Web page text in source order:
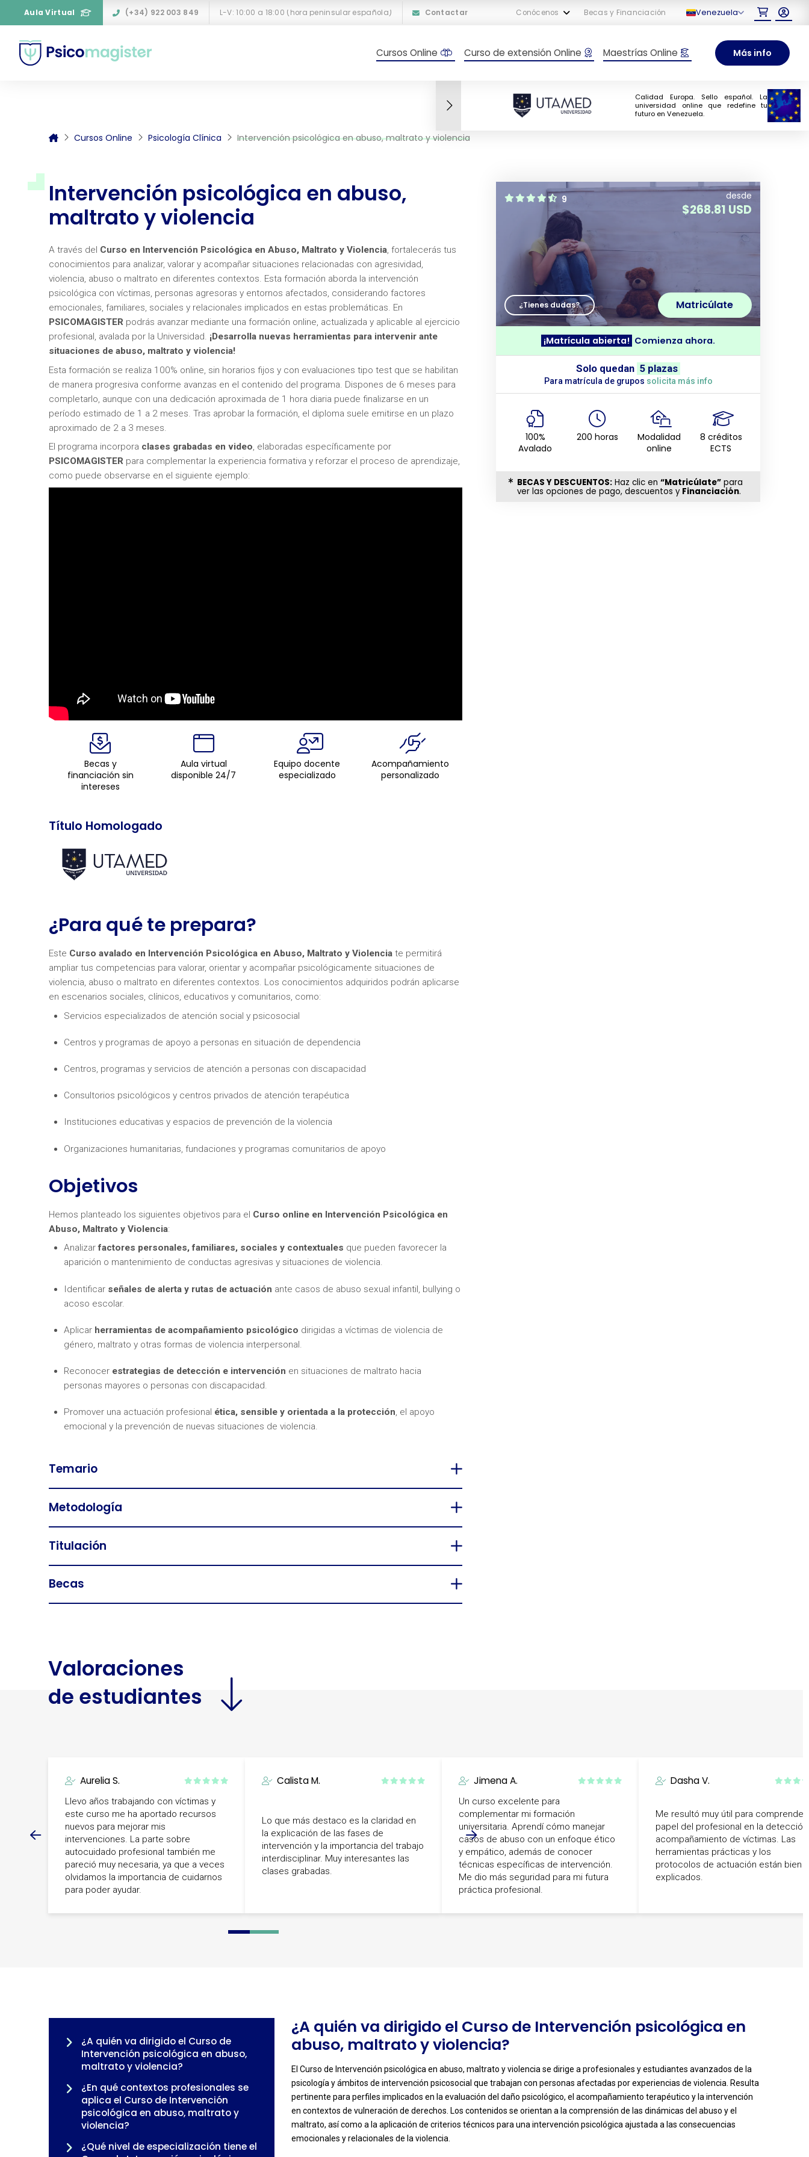
Aula Virtual (+34) 922 003 849 L-V: 10:00 a 18:00 (hora peninsular española) Contactar Conócenos Becas y Financiación Venezuela
Cursos Online Curso de extensión Online Maestrías Online Más info
Calidad Europa. Sello español. La
universidad online que redefine tu
futuro en Venezuela.
Cursos Online Psicología Clínica Intervención psicológica en abuso, maltrato y violencia
Intervención psicológica en abuso,
maltrato y violencia
A través del Curso en Intervención Psicológica en Abuso, Maltrato y Violencia, fortalecerás tus
conocimientos para analizar, valorar y acompañar situaciones relacionadas con agresividad,
violencia, abuso o maltrato en diferentes contextos. Esta formación aborda la intervención
psicológica con víctimas, personas agresoras y entornos afectados, considerando factores
emocionales, familiares, sociales y relacionales implicados en estas problemáticas. En
PSICOMAGISTER podrás avanzar mediante una formación online, actualizada y aplicable al ejercicio
profesional, avalada por la Universidad. ¡Desarrolla nuevas herramientas para intervenir ante
situaciones de abuso, maltrato y violencia!
Esta formación se realiza 100% online, sin horarios fijos y con evaluaciones tipo test que se habilitan
de manera progresiva conforme avanzas en el contenido del programa. Dispones de 6 meses para
completarlo, aunque con una dedicación aproximada de 1 hora diaria puede finalizarse en un
período estimado de 1 a 2 meses. Tras aprobar la formación, el diploma suele emitirse en un plazo
aproximado de 2 a 3 meses.
El programa incorpora clases grabadas en video, elaboradas específicamente por
PSICOMAGISTERpara complementar la experiencia formativa y reforzar el proceso de aprendizaje,
como puede observarse en el siguiente ejemplo:
Becas y
financiación sin
intereses
Aula virtual
disponible 24/7
Equipo docente
especializado
Acompañamiento
personalizado
Título Homologado
¿Para qué te prepara?
Este Curso avalado en Intervención Psicológica en Abuso, Maltrato y Violenciate permitirá
ampliar tus competencias para valorar, orientar y acompañar psicológicamente situaciones de
violencia, abuso o maltrato en diferentes contextos. Los conocimientos adquiridos podrán aplicarse
en escenarios sociales, clínicos, educativos y comunitarios, como:
Servicios especializados de atención social y psicosocial
Centros y programas de apoyo a personas en situación de dependencia
Centros, programas y servicios de atención a personas con discapacidad
Consultorios psicológicos y centros privados de atención terapéutica
Instituciones educativas y espacios de prevención de la violencia
Organizaciones humanitarias, fundaciones y programas comunitarios de apoyo
Objetivos
Hemos planteado los siguientes objetivos para el Curso online en Intervención Psicológica en
Abuso, Maltrato y Violencia:
Analizarfactores personales, familiares, sociales y contextuales que pueden favorecer la
aparición o mantenimiento de conductas agresivas y situaciones de violencia.
Identificar señales de alerta y rutas de actuación ante casos de abuso sexual infantil, bullying o
acoso escolar.
Aplicar herramientas de acompañamiento psicológico dirigidas a víctimas de violencia de
género, maltrato y otras formas de violencia interpersonal.
Reconocer estrategias de detección e intervención en situaciones de maltrato hacia
personas mayores o personas con discapacidad.
Promover una actuación profesional ética, sensible y orientada a la protección, el apoyo
emocional y la prevención de nuevas situaciones de violencia.
Temario
Metodología
Titulación
Becas
Valoraciones
de estudiantes
Aurelia S.
Llevo años trabajando con víctimas y
este curso me ha aportado recursos
nuevos para mejorar mis
intervenciones. La parte sobre
autocuidado profesional también me
pareció muy necesaria, ya que a veces
olvidamos la importancia de cuidarnos
para poder ayudar.
Calista M.
Lo que más destaco es la claridad en
la explicación de las fases de
intervención y la importancia del trabajo
interdisciplinar. Muy interesantes las
clases grabadas.
Jimena A.
Un curso excelente para
complementar mi formación
universitaria. Aprendí cómo manejar
casos de abuso con un enfoque ético
y empático, además de conocer
técnicas específicas de intervención.
Me dio más seguridad para mi futura
práctica profesional.
Dasha V.
Me resultó muy útil para comprender
papel del profesional en la detección
acompañamiento de víctimas. Las
herramientas prácticas y los
protocolos de actuación están bien
explicados.
0 1 2 3 4
9 desde
$268.81 USD
¿Tienes dudas? Matricúlate
¡Matrícula abierta! Comienza ahora.
Solo quedan 5 plazas
Para matrícula de grupos solicita más info
100%
Avalado
200 horas
Modalidad
online
8 créditos
ECTS
BECAS Y DESCUENTOS:Haz clic en “Matricúlate”para
ver las opciones de pago, descuentos y Financiación.
¿A quién va dirigido el Curso de
Intervención psicológica en abuso,
maltrato y violencia?
¿En qué contextos profesionales se
aplica el Curso de Intervención
psicológica en abuso, maltrato y
violencia?
¿Qué nivel de especialización tiene el
¿A quién va dirigido el Curso de Intervención psicológica en
abuso, maltrato y violencia?
El Curso de Intervención psicológica en abuso, maltrato y violencia se dirige a profesionales y estudiantes avanzados de la
psicología y ámbitos de intervención psicosocial que trabajan con personas afectadas por experiencias de violencia. Resulta
pertinente para perfiles implicados en la evaluación del daño psicológico, el acompañamiento terapéutico y la intervención
en contextos de vulneración de derechos. Los contenidos se orientan a la comprensión de las dinámicas del abuso y el
maltrato, así como a la aplicación de criterios técnicos para una intervención psicológica ajustada a las consecuencias
emocionales y relacionales de la violencia.
-